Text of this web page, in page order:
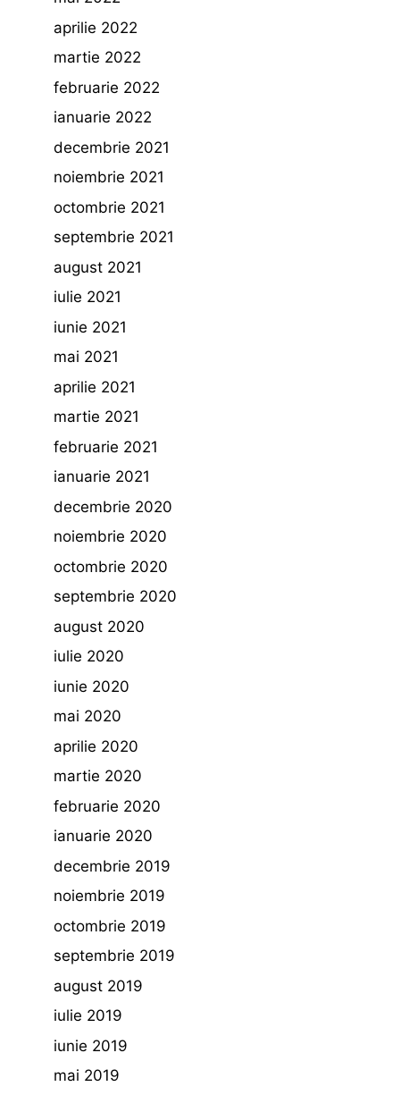
aprilie 2022
martie 2022
februarie 2022
ianuarie 2022
decembrie 2021
noiembrie 2021
octombrie 2021
septembrie 2021
august 2021
iulie 2021
iunie 2021
mai 2021
aprilie 2021
martie 2021
februarie 2021
ianuarie 2021
decembrie 2020
noiembrie 2020
octombrie 2020
septembrie 2020
august 2020
iulie 2020
iunie 2020
mai 2020
aprilie 2020
martie 2020
februarie 2020
ianuarie 2020
decembrie 2019
noiembrie 2019
octombrie 2019
septembrie 2019
august 2019
iulie 2019
iunie 2019
mai 2019